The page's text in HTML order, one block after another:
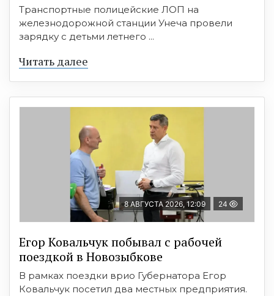
Транспортные полицейские ЛОП на
железнодорожной станции Унеча провели
зарядку с детьми летнего ...
Читать далее
8 АВГУСТА 2026, 12:09 24
Егор Ковальчук побывал с рабочей
поездкой в Новозыбкове
В рамках поездки врио Губернатора Егор
Ковальчук посетил два местных предприятия.